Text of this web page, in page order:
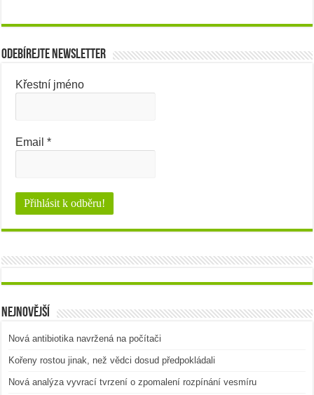
Odebírejte newsletter
Křestní jméno
Email*
Nejnovější
Nová antibiotika navržená na počítači
Kořeny rostou jinak, než vědci dosud předpokládali
Nová analýza vyvrací tvrzení o zpomalení rozpínání vesmíru